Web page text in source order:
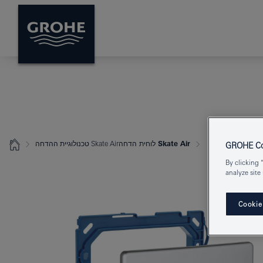
טכנולוגיית ההדחה Skate Air Skate Air לוחית הדחה GROHE
By clicking
analyze